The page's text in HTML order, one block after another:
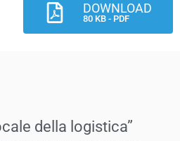
DOWNLOAD
80 KB - PDF
della logistica”